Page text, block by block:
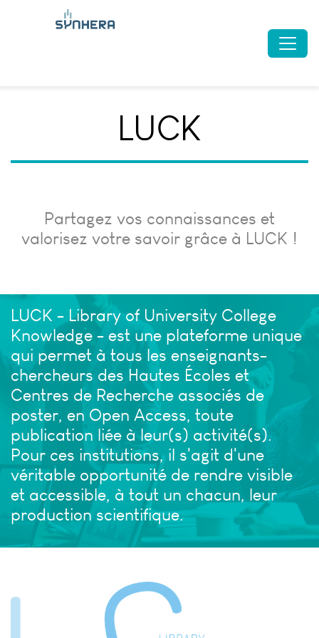
LUCK
Partagez vos connaissances et
valorisez votre savoir grâce à LUCK !
LUCK - Library of University College
Knowledge - est une plateforme unique
qui permet à tous les enseignants-
chercheurs des Hautes Écoles et
Centres de Recherche associés de
poster, en Open Access, toute
publication liée à leur(s) activité(s).
Pour ces institutions, il s'agit d'une
véritable opportunité de rendre visible
et accessible, à tout un chacun, leur
production scientifique.